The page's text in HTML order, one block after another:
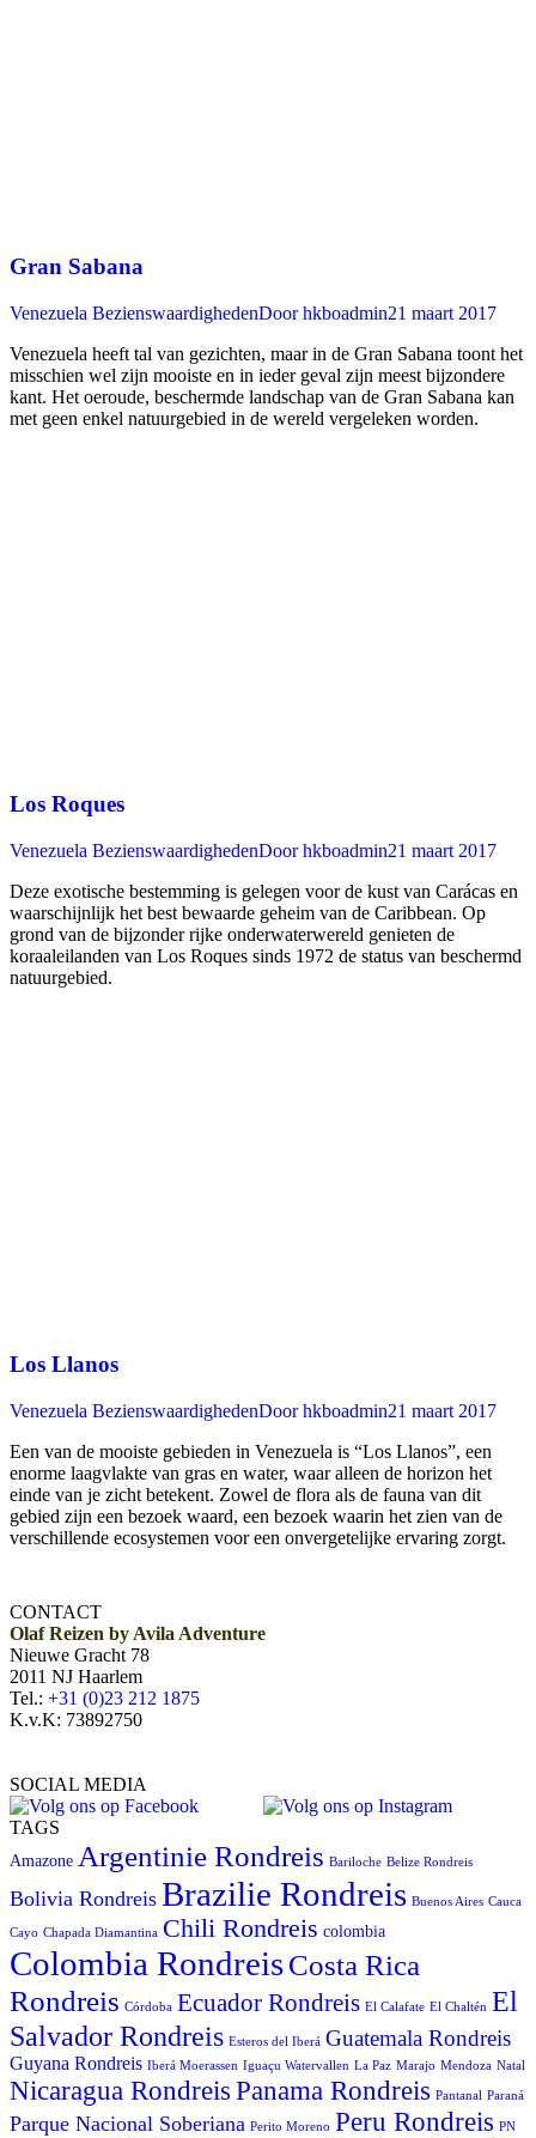
Gran Sabana
Venezuela BezienswaardighedenDoorhkboadmin21 maart 2017
Venezuela heeft tal van gezichten, maar in de Gran Sabana toont het
misschien wel zijn mooiste en in ieder geval zijn meest bijzondere
kant. Het oeroude, beschermde landschap van de Gran Sabana kan
met geen enkel natuurgebied in de wereld vergeleken worden.
Los Roques
Venezuela BezienswaardighedenDoorhkboadmin21 maart 2017
Deze exotische bestemming is gelegen voor de kust van Carácas en
waarschijnlijk het best bewaarde geheim van de Caribbean. Op
grond van de bijzonder rijke onderwaterwereld genieten de
koraaleilanden van Los Roques sinds 1972 de status van beschermd
natuurgebied.
Los Llanos
Venezuela BezienswaardighedenDoorhkboadmin21 maart 2017
Een van de mooiste gebieden in Venezuela is “Los Llanos”, een
enorme laagvlakte van gras en water, waar alleen de horizon het
einde van je zicht betekent. Zowel de flora als de fauna van dit
gebied zijn een bezoek waard, een bezoek waarin het zien van de
verschillende ecosystemen voor een onvergetelijke ervaring zorgt.
CONTACT
Olaf Reizen by Avila Adventure
Nieuwe Gracht 78
2011 NJ Haarlem
Tel.: +31 (0)23 212 1875
K.v.K: 73892750
SOCIAL MEDIA
TAGS
Amazone Argentinie Rondreis Bariloche Belize Rondreis
Bolivia Rondreis Brazilie Rondreis Buenos Aires Cauca
Cayo Chapada Diamantina Chili Rondreis colombia
Colombia RondreisCosta Rica
Rondreis Córdoba Ecuador Rondreis El Calafate El Chaltén El
Salvador Rondreis Esteros del Iberá Guatemala Rondreis
Guyana Rondreis Iberá Moerassen Iguaçu Watervallen La Paz Marajo Mendoza Natal
Nicaragua Rondreis Panama Rondreis Pantanal Paraná
Parque Nacional Soberiana Perito Moreno Peru Rondreis PN